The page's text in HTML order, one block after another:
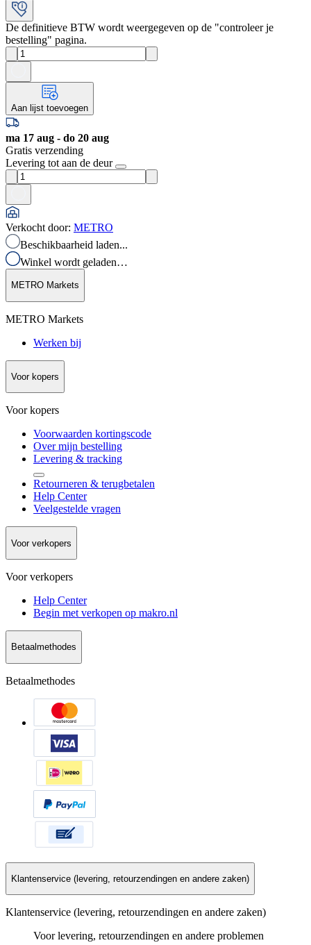
De definitieve BTW wordt weergegeven op de "controleer je
bestelling" pagina.
Aan lijst toevoegen
ma 17 aug - do 20 aug
Gratis verzending
Levering tot aan de deur
Verkocht door: METRO
Beschikbaarheid laden...
Winkel wordt geladen…
METRO Markets
METRO Markets
Werken bij
Voor kopers
Voor kopers
Voorwaarden kortingscode
Over mijn bestelling
Levering & tracking
Retourneren & terugbetalen
Help Center
Veelgestelde vragen
Voor verkopers
Voor verkopers
Help Center
Begin met verkopen op makro.nl
Betaalmethodes
Betaalmethodes
Klantenservice (levering, retourzendingen en andere zaken)
Klantenservice (levering, retourzendingen en andere zaken)
Voor levering, retourzendingen en andere problemen